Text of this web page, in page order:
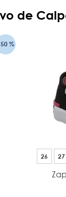
de
50 %
26 27